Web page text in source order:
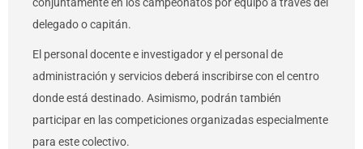
delegado o capitán.
El personal docente e investigador y el personal de
administración y servicios deberá inscribirse con el centro
donde está destinado. Asimismo, podrán también
participar en las competiciones organizadas especialmente
para este colectivo.